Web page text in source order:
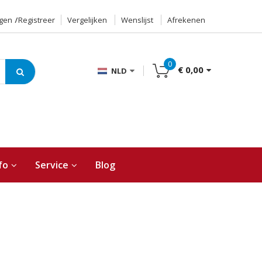
Registreer Vergelijken Wenslijst Afrekenen
NLD
0
€ 0,00
Service Blog